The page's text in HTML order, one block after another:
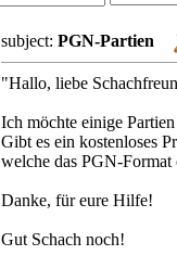
subject: PGN-Partien
"Hallo, liebe
Ich möchte einige
Gibt es ein kostenloses
welche das PGN-Format
Danke, für eure Hilfe!
Gut Schach noch!